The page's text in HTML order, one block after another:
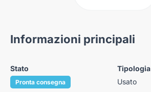
Informazioni principali
Stato
Pronta consegna
Tipologia
Usato